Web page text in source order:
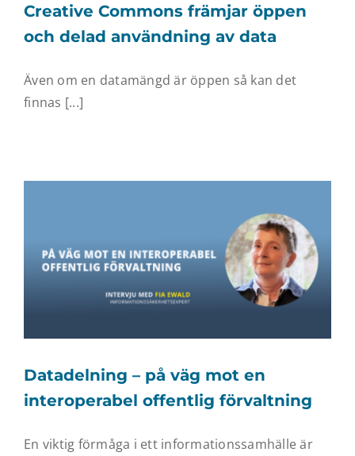
Creative Commons främjar öppen
och delad användning av data
Även om en datamängd är öppen så kan det
finnas [...]
Datadelning – på väg mot en
interoperabel offentlig förvaltning
En viktig förmåga i ett informationssamhälle är